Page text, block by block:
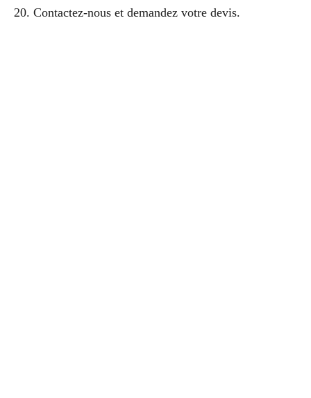
20. Contactez-nous et demandez votre devis.